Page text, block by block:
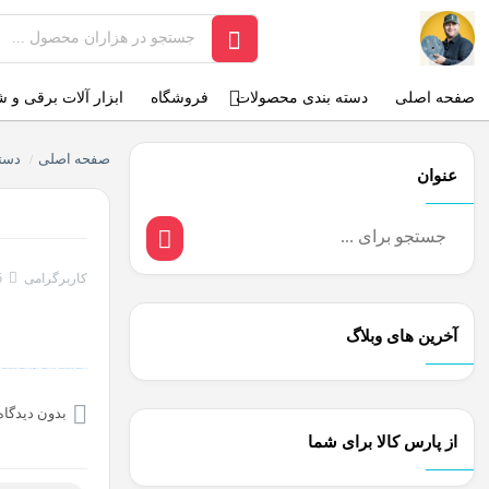
صفحه اصلی دسته بندی محصولات فروشگاه ابزار آلات برقی و
عنوان
آخرین های وبلاگ
از پارس کالا برای شما
صفحه اصلی /
کاربرگرامی
بدون